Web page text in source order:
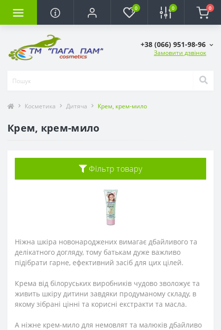
0 0 0
+38 (066) 951-98-96
Замовити дзвінок
Косметика Дитяча Крем, крем-мило
Крем, крем-мило
Фільтр товару
Ніжна шкіра новонароджених вимагає дбайливого та
делікатного догляду, тому батькам дуже важливо
підібрати гарне, ефективний засіб для цих цілей.
Крема від білоруських виробників чудово зволожує та
живить шкіру дитини завдяки продуманому складу, в
якому зібрані цінні та корисні екстракти та масла.
А ніжне крем-мило для немовлят та малюків дбайливо